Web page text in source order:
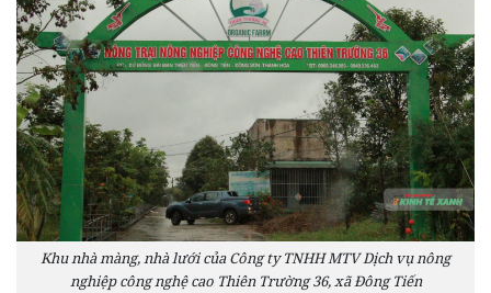
Khu nhà màng, nhà lưới của Công ty TNHH MTV Dịch vụ nông
nghiệp công nghệ cao Thiên Trường 36, xã Đông Tiến